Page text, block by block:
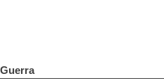
Guerra